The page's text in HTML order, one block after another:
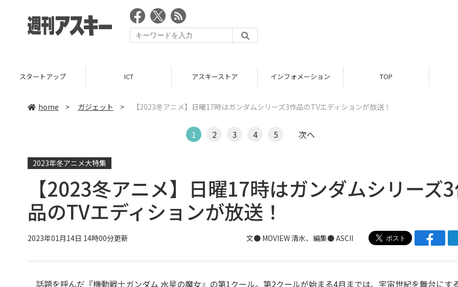
スタートアップ ICT アスキーストア インフォメーション TOP
home > ガジェット > 【2023冬アニメ】日曜17時はガンダムシリーズ3作品のTVエディションが放送！
1 2 3 4 5 次へ
2023年冬アニメ大特集
【2023冬アニメ】日曜17時はガンダムシリーズ
品のTVエディションが放送！
2023年01月14日 14時00分更新 文● MOVIEW清水、編集● ASCII
話題を呼んだ『機動戦士ガンダム 水星の魔女』の第1クール。第2クールが始まる4月までは、宇宙世紀を舞台にす